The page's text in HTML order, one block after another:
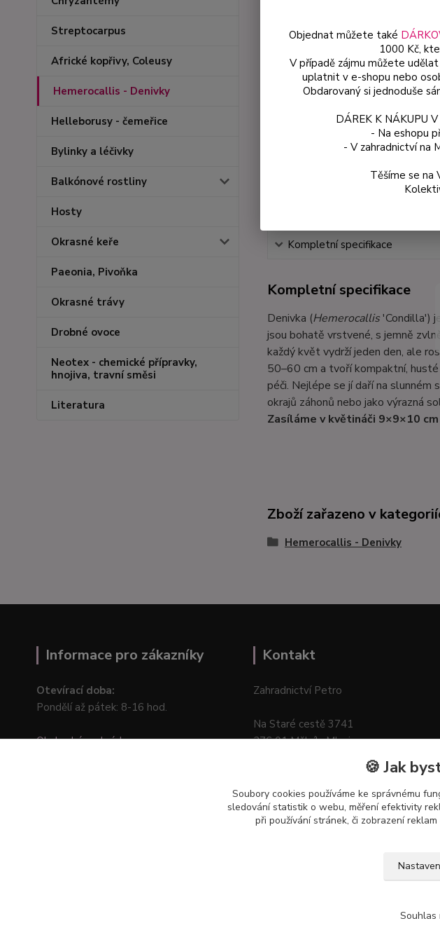
Streptocarpus
Africké kopřivy, Coleusy
Hemerocallis - Denivky
Helleborusy - čemeřice
Bylinky a léčivky
Balkónové rostliny
Hosty
Okrasné keře
Paeonia, Pivoňka
Okrasné trávy
Drobné ovoce
Neotex - chemické přípravky,
hnojiva, travní směsi
Literatura
Kompletní specifikace
Kompletní specifikace
Denivka (Hemerocallis'Condilla')
jsou bohatě vrstvené, s jemně
každý květ vydrží jeden den, ale
50–60 cm a tvoří kompaktní,
péči. Nejlépe se jí daří na slunném
okrajů záhonů nebo jako výrazná
Zasíláme v květináči 9×9×10
Zboží zařazeno v
Hemerocallis - Denivky
Informace pro zákazníky
Otevírací doba:
Pondělí až pátek: 8-16 hod.
Obchodní podmínky
Kontakt
Zahradnictví Petro
Na Staré cestě 3741
276 01 Mělník–Mlazice
Objednat můžete také
1000 Kč,
V případě zájmu můžete
uplatnit v e-shopu nebo
Obdarovaný si jednoduše
DÁREK K NÁKUPU
- Na eshopu
- V zahradnictví na
Těšíme se na
🍪 Jak
Soubory cookies používáme ke správnému
sledování statistik o webu, měření efektivity
při používání stránek, či zobrazení
Souhlas